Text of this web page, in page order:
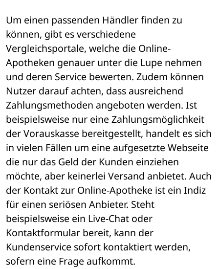
Um einen passenden Händler finden zu
können, gibt es verschiedene
Vergleichsportale, welche die Online-
Apotheken genauer unter die Lupe nehmen
und deren Service bewerten. Zudem können
Nutzer darauf achten, dass ausreichend
Zahlungsmethoden angeboten werden. Ist
beispielsweise nur eine Zahlungsmöglichkeit
der Vorauskasse bereitgestellt, handelt es sich
in vielen Fällen um eine aufgesetzte Webseite
die nur das Geld der Kunden einziehen
möchte, aber keinerlei Versand anbietet. Auch
der Kontakt zur Online-Apotheke ist ein Indiz
für einen seriösen Anbieter. Steht
beispielsweise ein Live-Chat oder
Kontaktformular bereit, kann der
Kundenservice sofort kontaktiert werden,
sofern eine Frage aufkommt.